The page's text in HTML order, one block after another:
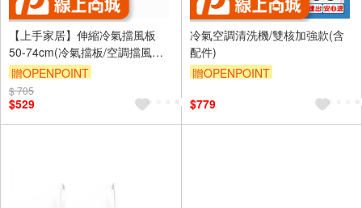
【上手家居】伸縮冷氣擋風板
50-74cm(冷氣擋板/空調擋風板/
冷氣導風板/冷氣導風罩/冷氣擋
風/導流板)
贈OPENPOINT
訂單滿999享9折
$ 705
$529
冷氣空調清洗機/雙核加強款(含
配件)
贈OPENPOINT
$779